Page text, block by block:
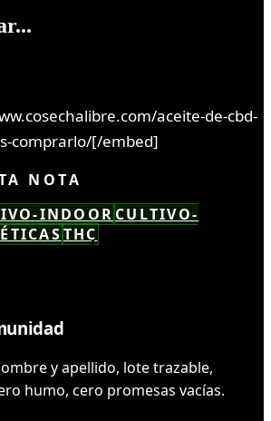
aceite-de-cbd-
comprarlo/[/embed]
NOTA
INDOOR CULTIVO-
THC
y apellido, lote trazable,
humo, cero promesas vacías.